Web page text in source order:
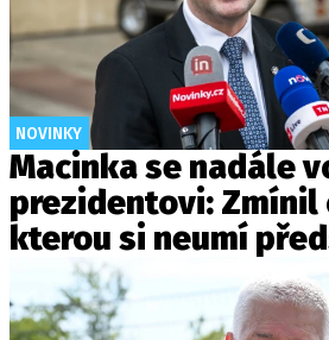
NOVINKY
Macinka se nadále
prezidentovi: Zmínil
kterou si neumí